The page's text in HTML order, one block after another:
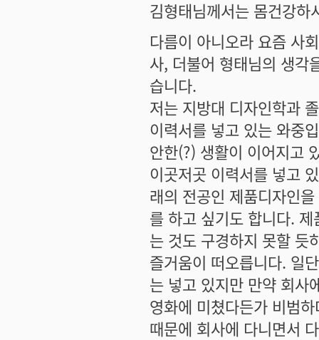
김형태님께서는 몸건강하
다름이 아니오라 요즘 사
사, 더불어 형태님의 생각
습니다.
저는 지방대 디자인학과
이력서를 넣고 있는 와중
안한(?) 생활이 이어지고
이곳저곳 이력서를 넣고
래의 전공인 제품디자인
를 하고 싶기도 합니다.
는 것도 구경하지 못할 듯
즐거움이 떠오릅니다. 일
는 넣고 있지만 만약 회사
영화에 미쳤다든가 비범
때문에 회사에 다니면서